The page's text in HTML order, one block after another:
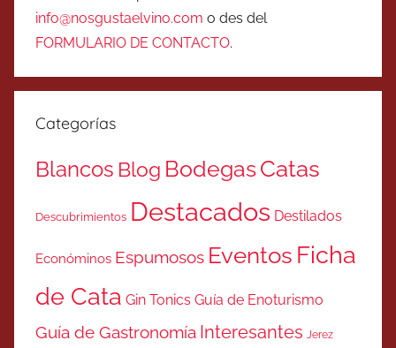
info@nosgustaelvino.com o des del
FORMULARIO DE CONTACTO.
Categorías
Blancos Blog BodegasCatas
Descubrimientos Destacados Destilados
Económinos Espumosos Eventos Ficha
de Cata Gin Tonics Guía de Enoturismo
Guía de Gastronomía Interesantes Jerez